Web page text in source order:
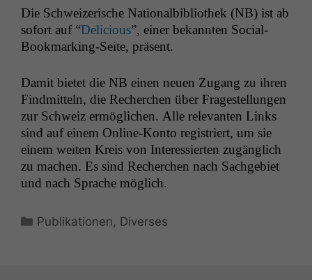
Die Schweiz­erische Nation­al­bib­lio­thek (NB) ist ab
sofort auf “Deli­cious”, ein­er bekan­nten Social-
Book­mark­ing-Seite, präsent.
Damit bietet die NB einen neuen Zugang zu ihren
Find­mit­teln, die Recherchen über Fragestel­lun­gen
zur Schweiz ermöglichen. Alle rel­e­van­ten Links
sind auf einem Online-Kon­to reg­istri­ert, um sie
einem weit­en Kreis von Inter­essierten zugänglich
zu machen. Es sind Recherchen nach Sachge­bi­et
und nach Sprache möglich.
Kategorien
Publikationen, Diverses